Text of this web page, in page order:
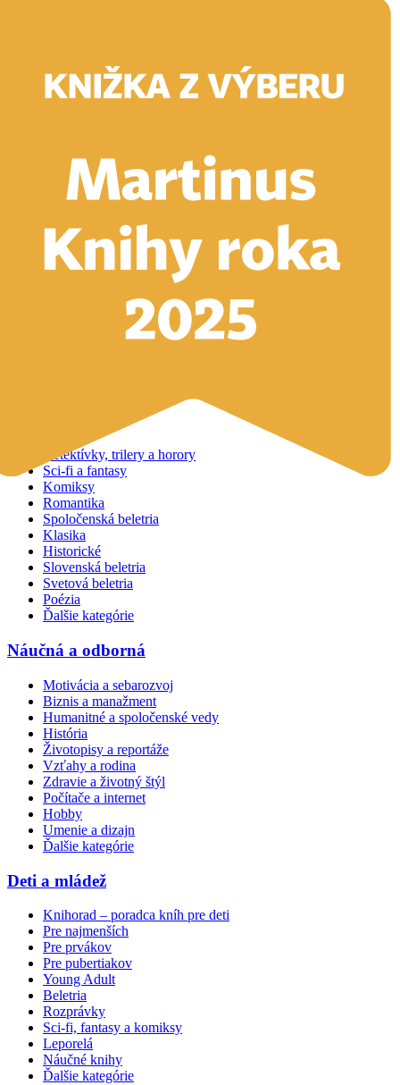
Vyhľadávanie
Vyhľadávanie
Detektívky, trilery a horory
Sci-fi a fantasy
Komiksy
Romantika
Spoločenská beletria
Klasika
Historické
Slovenská beletria
Svetová beletria
Poézia
Ďalšie kategórie
Náučná a odborná
Motivácia a sebarozvoj
Biznis a manažment
Humanitné a spoločenské vedy
História
Životopisy a reportáže
Vzťahy a rodina
Zdravie a životný štýl
Počítače a internet
Hobby
Umenie a dizajn
Ďalšie kategórie
Deti a mládež
Knihorad – poradca kníh pre deti
Pre najmenších
Pre prvákov
Pre pubertiakov
Young Adult
Beletria
Rozprávky
Sci-fi, fantasy a komiksy
Leporelá
Náučné knihy
Ďalšie kategórie